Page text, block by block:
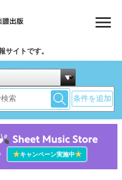
サイトです。
条件を追加
★キャンペーン実施中★